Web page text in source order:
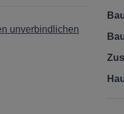
unverbindlichen